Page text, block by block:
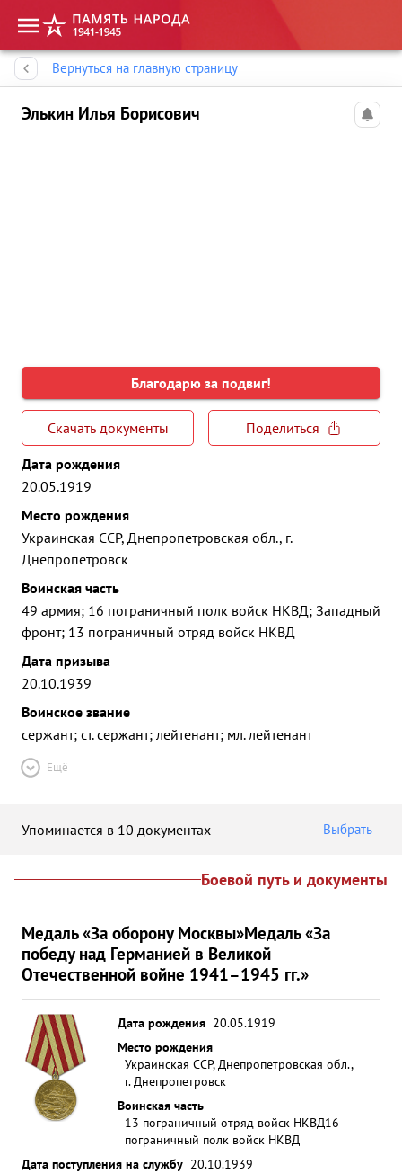
Вернуться на главную страницу
Элькин Илья Борисович
Благодарю за подвиг!
Скачать документы
Поделиться
Дата рождения
20.05.1919
Место рождения
Украинская ССР, Днепропетровская обл., г.
Днепропетровск
Воинская часть
49 армия; 16 пограничный полк войск НКВД; Западный
фронт; 13 пограничный отряд войск НКВД
Дата призыва
20.10.1939
Воинское звание
сержант; ст. сержант; лейтенант; мл. лейтенант
Ещё
Упоминается в 10 документах Выбрать
Боевой путь и документы
Медаль «За оборону Москвы»Медаль «За
победу над Германией в Великой
Отечественной войне 1941–1945 гг.»
Дата рождения 20.05.1919
Место рождения
Украинская ССР, Днепропетровская обл.,
г. Днепропетровск
Воинская часть
13 пограничный отряд войск НКВД16
пограничный полк войск НКВД
Дата поступления на службу 20.10.1939
Память народа